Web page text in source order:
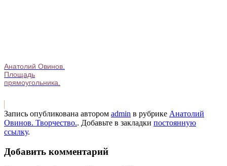
Анатолий Овинов.
Площадь
прямоугольника.
Запись опубликована автором admin в рубрике Анатолий
Овинов. Творчество.. Добавьте в закладки постоянную
ссылку.
Добавить комментарий